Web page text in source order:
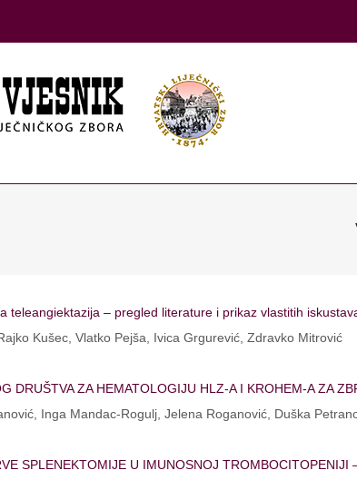
teleangiektazija – pregled literature i prikaz vlastitih
Kušec, Vlatko Pejša, Ivica Grgurević, Zdravko Mitrović
DRUŠTVA ZA HEMATOLOGIJU HLZ-A I KROHEM-A ZA
Inga Mandac-Rogulj, Jelena Roganović, Duška
SPLENEKTOMIJE U IMUNOSNOJ